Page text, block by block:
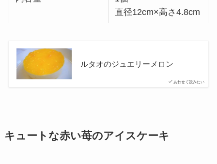
直径12cm×高さ4.8cm
あわせて読みたい
ルタオのジュエリーメロン
キュートな赤い苺のアイスケーキ